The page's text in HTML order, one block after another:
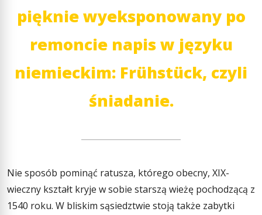
pięknie wyeksponowany po
remoncie napis w języku
niemieckim: Frühstück, czyli
śniadanie.
Nie sposób pominąć ratusza, którego obecny, XIX-
wieczny kształt kryje w sobie starszą wieżę pochodzącą z
1540 roku. W bliskim sąsiedztwie stoją także zabytki